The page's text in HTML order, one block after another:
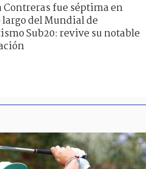
Contreras fue séptima en
largo del Mundial de
Sub20: revive su notable